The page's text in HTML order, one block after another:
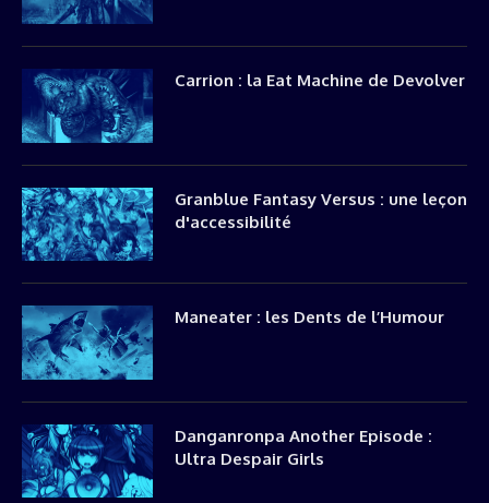
Carrion : la Eat Machine de Devolver
Granblue Fantasy Versus : une leçon
d'accessibilité
Maneater : les Dents de l’Humour
Danganronpa Another Episode :
Ultra Despair Girls